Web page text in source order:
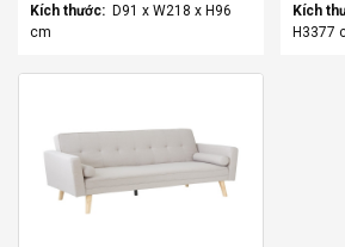
Kích thước: D91 x W218 x H96
cm
Kích
H3377